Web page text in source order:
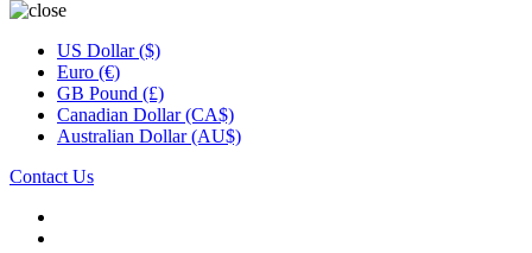
US Dollar ($)
Euro (€)
GB Pound (£)
Canadian Dollar (CA$)
Australian Dollar (AU$)
Contact Us